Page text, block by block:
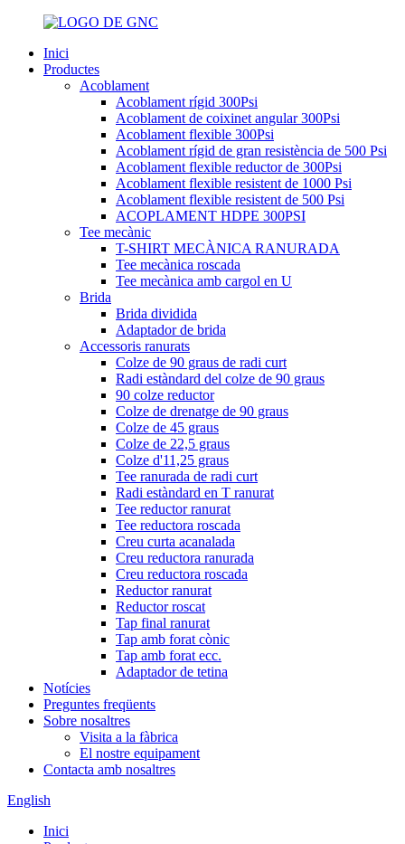
Inici
Productes
Acoblament
Acoblament rígid 300Psi
Acoblament de coixinet angular 300Psi
Acoblament flexible 300Psi
Acoblament rígid de gran resistència de 500 Psi
Acoblament flexible reductor de 300Psi
Acoblament flexible resistent de 1000 Psi
Acoblament flexible resistent de 500 Psi
ACOPLAMENT HDPE 300PSI
Tee mecànic
T-SHIRT MECÀNICA RANURADA
Tee mecànica roscada
Tee mecànica amb cargol en U
Brida
Brida dividida
Adaptador de brida
Accessoris ranurats
Colze de 90 graus de radi curt
Radi estàndard del colze de 90 graus
90 colze reductor
Colze de drenatge de 90 graus
Colze de 45 graus
Colze de 22,5 graus
Colze d'11,25 graus
Tee ranurada de radi curt
Radi estàndard en T ranurat
Tee reductor ranurat
Tee reductora roscada
Creu curta acanalada
Creu reductora ranurada
Creu reductora roscada
Reductor ranurat
Reductor roscat
Tap final ranurat
Tap amb forat cònic
Tap amb forat ecc.
Adaptador de tetina
Notícies
Preguntes freqüents
Sobre nosaltres
Visita a la fàbrica
El nostre equipament
Contacta amb nosaltres
English
Inici